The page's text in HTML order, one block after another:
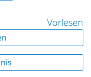
Vorlesen